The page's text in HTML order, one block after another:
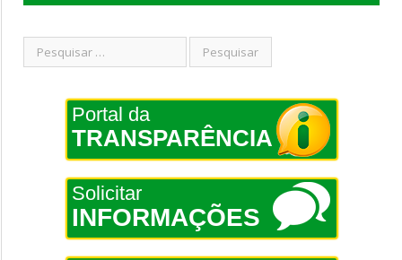
Portal da
TRANSPARÊNCIA
Solicitar
INFORMAÇÕES